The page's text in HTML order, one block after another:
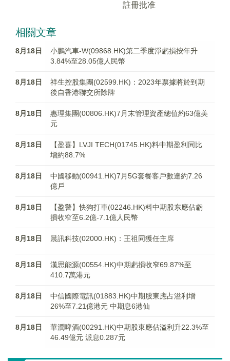
註冊批准
相關文章
8月18日
小鵬汽車-W(09868.HK)第二季度淨虧損按年升
3.84%至28.05億人民幣
8月18日
祥生控股集團(02599.HK)：2023年票據將於到期
後自香港聯交所除牌
8月18日
惠理集團(00806.HK)7月末管理資產總值約63億美
元
8月18日
【盈喜】LVJI TECH(01745.HK)料中期盈利同比
增約88.7%
8月18日
中國移動(00941.HK)7月5G套餐客戶數達約7.26
億戶
8月18日
【盈警】快狗打車(02246.HK)料中期股东應佔虧
損收窄至6.2億-7.1億人民幣
8月18日 晨訊科技(02000.HK)：王祖同獲任主席
8月18日
漢思能源(00554.HK)中期虧損收窄69.87%至
410.7萬港元
8月18日
中信國際電訊(01883.HK)中期股東應占溢利增
26%至7.21億港元 中期息6港仙
8月18日
華潤啤酒(00291.HK)中期股東應佔溢利升22.3%至
46.49億元 派息0.287元